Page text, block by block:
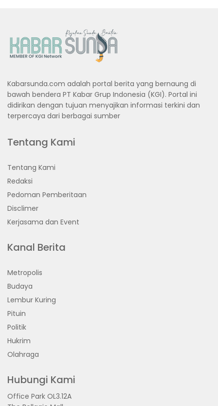
Kabarsunda.com adalah portal berita yang bernaung di
bawah bendera PT Kabar Grup Indonesia (KGI). Portal ini
didirikan dengan tujuan menyajikan informasi terkini dan
terpercaya dari berbagai sumber
Tentang Kami
Tentang Kami
Redaksi
Pedoman Pemberitaan
Disclimer
Kerjasama dan Event
Kanal Berita
Metropolis
Budaya
Lembur Kuring
Pituin
Politik
Hukrim
Olahraga
Hubungi Kami
Office Park OL3.12A